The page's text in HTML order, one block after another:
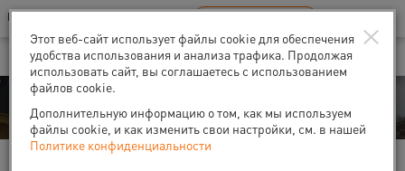
Ваш город:Самара
В Вашем регионе нет наших офисов RU EN
Аренда
×
Этот веб-сайт использует файлы cookie для обеспечения
удобства использования и анализа трафика. Продолжая
использовать сайт, вы соглашаетесь с использованием
файлов cookie.
Дополнительную информацию о том, как мы используем
файлы cookie, и как изменить свои настройки, см. в нашей
Политике конфиденциальности